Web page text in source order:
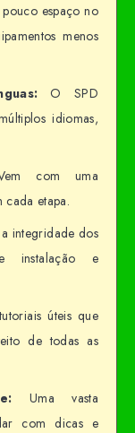
espaço no
menos
O SPD
idiomas,
com uma
etapa.
integridade dos
instalação e
úteis que
de todas as
Uma vasta
com dicas e